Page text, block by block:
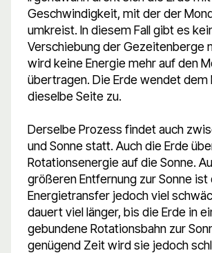
Geschwindigkeit, mit der der
umkreist. In diesem Fall gibt es
Verschiebung der Gezeitenberge
wird keine Energie mehr auf den
übertragen. Die Erde wendet dem
dieselbe Seite zu.
Derselbe Prozess findet auch
und Sonne statt. Auch die Erde
Rotationsenergie auf die Sonne.
größeren Entfernung zur Sonne ist
Energietransfer jedoch viel
dauert viel länger, bis die Erde in
gebundene Rotationsbahn zur
genügend Zeit wird sie jedoch